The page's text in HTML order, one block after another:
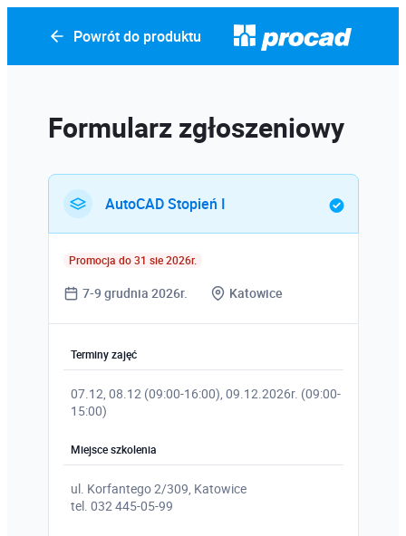
Powrót do produktu
Formularz zgłoszeniowy
AutoCAD Stopień I
Promocja do 31 sie 2026r.
7-9 grudnia 2026r. Katowice
Terminy zajęć
07.12, 08.12 (09:00-16:00), 09.12.2026r. (09:00-
15:00)
Miejsce szkolenia
ul. Korfantego 2/309, Katowice
tel. 032 445-05-99